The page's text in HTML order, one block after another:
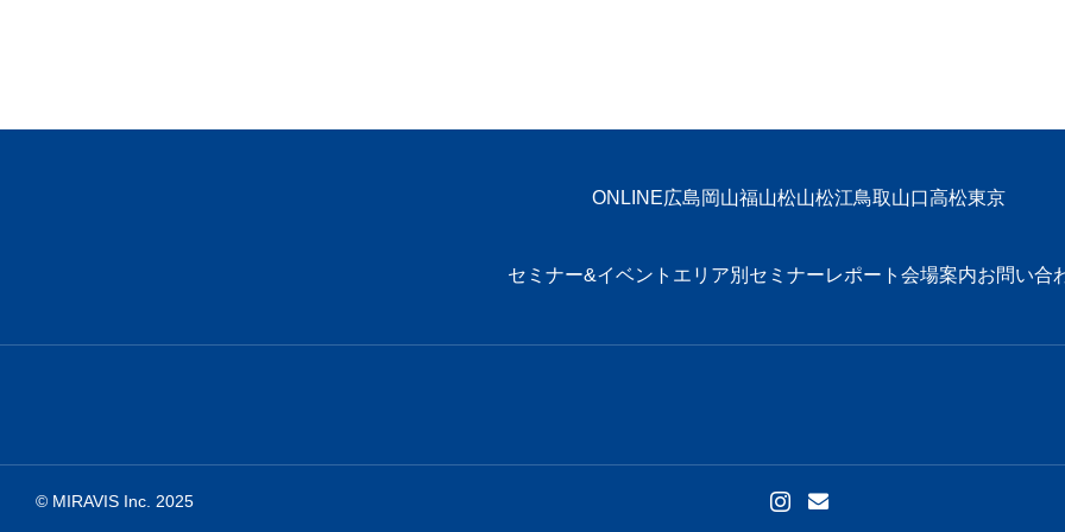
ONLINE広島岡山福山松山松江鳥取山口高松東京
セミナー&イベント エリア別 セミナーレポート 会場案内お問い合
© MIRAVIS Inc. 2025